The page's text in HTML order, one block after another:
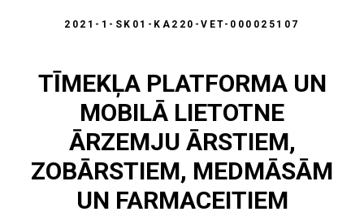
2021-1-SK01-KA220-VET-000025107
TĪMEKĻA PLATFORMA UN
MOBILĀ LIETOTNE
ĀRZEMJU ĀRSTIEM,
ZOBĀRSTIEM, MEDMĀSĀM
UN FARMACEITIEM